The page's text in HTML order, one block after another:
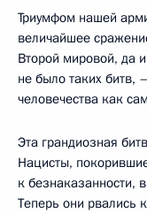
Триумфом нашей
величайшее
Второй мировой, да
не было таких битв,
человечества как
Эта грандиозная
Нацисты,
к безнаказанности,
Теперь они рвались